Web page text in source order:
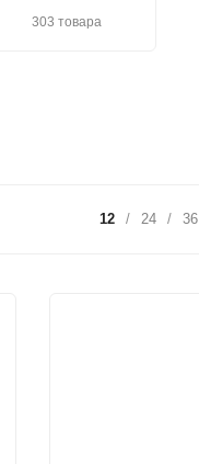
303 товара
12 / 24 / 36